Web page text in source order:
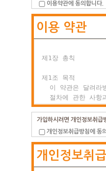
이용약관에 동의합니다.
이용 약관
제1장 총칙
제1조 목적
이 약관은 달려라
절차에 관한 사항
이용자의 권리,
  합니다.
제2조 약관의 효력
(1) 이 약관은 이
(2) 달려라병원는
가입하시려면 개인정보취급
개인정보취급방침에 동
개인정보취